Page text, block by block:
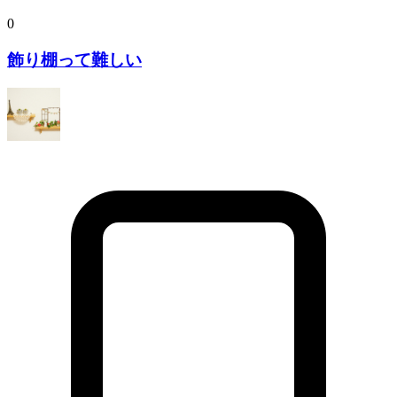
0
飾り棚って難しい